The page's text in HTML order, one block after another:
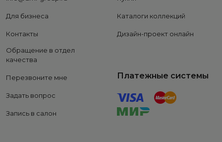
Для бизнеса
Контакты
Обращение в отдел
качества
Перезвоните мне
Задать вопрос
Запись в салон
Каталоги коллекций
Дизайн-проект онлайн
Платежные системы